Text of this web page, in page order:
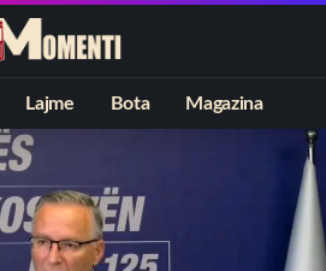
Lajme Bota Magazina